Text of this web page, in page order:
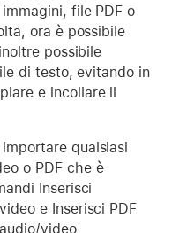
file PDF o
ora è possibile
possibile
di testo, evitando in
e incollare il
qualsiasi
o PDF che è
Inserisci
e Inserisci PDF
video